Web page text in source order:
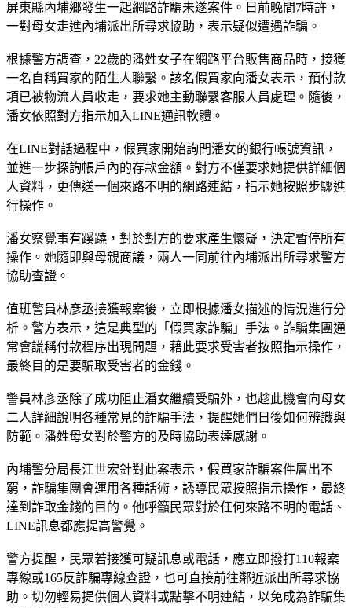
屏東縣內埔鄉發生一起網路詐騙未遂案件。日前晚間7時許，
一對母女走進內埔派出所尋求協助，表示疑似遭遇詐騙。
根據警方調查，22歲的潘姓女子在網路平台販售商品時，接獲
一名自稱買家的陌生人聯繫。該名假買家向潘女表示，預付款
項已被物流人員收走，要求她主動聯繫客服人員處理。隨後，
潘女依照對方指示加入LINE通訊軟體。
在LINE對話過程中，假買家開始詢問潘女的銀行帳號資訊，
並進一步探詢帳戶內的存款金額。對方不僅要求她提供詳細個
人資料，更傳送一個來路不明的網路連結，指示她按照步驟進
行操作。
潘女察覺事有蹊蹺，對於對方的要求產生懷疑，決定暫停所有
操作。她隨即與母親商議，兩人一同前往內埔派出所尋求警方
協助查證。
值班警員林彥丞接獲報案後，立即根據潘女描述的情況進行分
析。警方表示，這是典型的「假買家詐騙」手法。詐騙集團通
常會謊稱付款程序出現問題，藉此要求受害者按照指示操作，
最終目的是要騙取受害者的金錢。
警員林彥丞除了成功阻止潘女繼續受騙外，也趁此機會向母女
二人詳細說明各種常見的詐騙手法，提醒她們日後如何辨識與
防範。潘姓母女對於警方的及時協助表達感謝。
內埔警分局長江世宏針對此案表示，假買家詐騙案件層出不
窮，詐騙集團會運用各種話術，誘導民眾按照指示操作，最終
達到詐取金錢的目的。他呼籲民眾對於任何來路不明的電話、
LINE訊息都應提高警覺。
警方提醒，民眾若接獲可疑訊息或電話，應立即撥打110報案
專線或165反詐騙專線查證，也可直接前往鄰近派出所尋求協
助。切勿輕易提供個人資料或點擊不明連結，以免成為詐騙集